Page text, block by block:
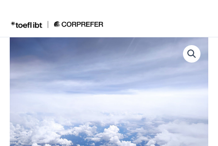
contenido
para